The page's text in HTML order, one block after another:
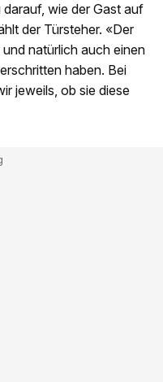
wie der Gast auf
der Türsteher. «Der
natürlich auch einen
haben. Bei
jeweils, ob sie diese